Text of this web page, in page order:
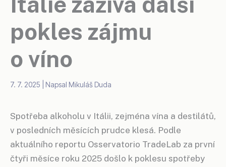
pokles zájmu
o víno
7. 7. 2025 | Napsal Mikuláš Duda
Spotřeba alkoholu v Itálii, zejména vína a destilátů,
v posledních měsících prudce klesá. Podle
aktuálního reportu Osservatorio TradeLab za první
čtyři měsíce roku 2025 došlo k poklesu spotřeby